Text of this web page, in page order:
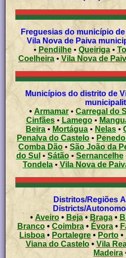
Freguesias do município
Vila Nova de Paiva
• Pendilhe• Queiriga•
Coelheira • Vila Nova de
Municípios do distrito de Viseu - Viseu district
• Armamar • Carregal do
Cinfães• Lamego•
Beira• Mortágua • Nelas •
Penalva do Castelo •
Comba Dão • São João da
do Sul • Sátão• Sernancelhe
Tondela• Vila Nova de
Distritos/Regiões Autónomas -
Districts/
• Aveiro• Beja•Braga•
Branco• Coimbra• Évora•
Lisboa • Portalegre • Porto •
Viana do Castelo• Vila
Madeira